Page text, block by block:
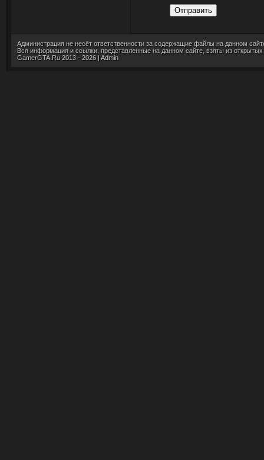
Отправить
Администрация не несёт ответственности за содержащие файлы на данном
Вся информация и ссылки, представленные на данном сайте, взяты из
GamerGTA.Ru 2013 - 2026 |Admin